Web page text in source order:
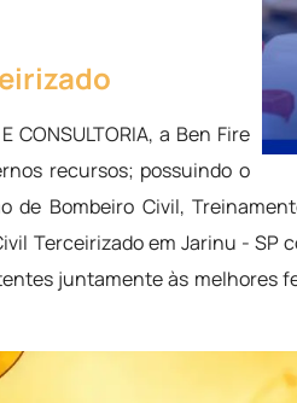
CONSULTORIA, a Ben Fire
recursos; possuindo o
Bombeiro Civil,
Terceirizado em Jarinu -
juntamente às melhores